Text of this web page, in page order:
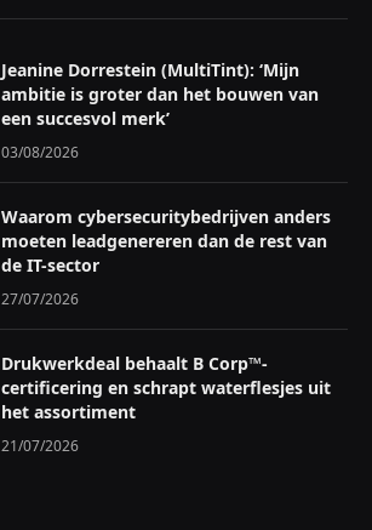
Jeanine Dorrestein (MultiTint): ‘Mijn
ambitie is groter dan het bouwen van
een succesvol merk’
03/08/2026
Waarom cybersecuritybedrijven anders
moeten leadgenereren dan de rest van
de IT-sector
27/07/2026
Drukwerkdeal behaalt B Corp™-
certificering en schrapt waterflesjes uit
het assortiment
21/07/2026